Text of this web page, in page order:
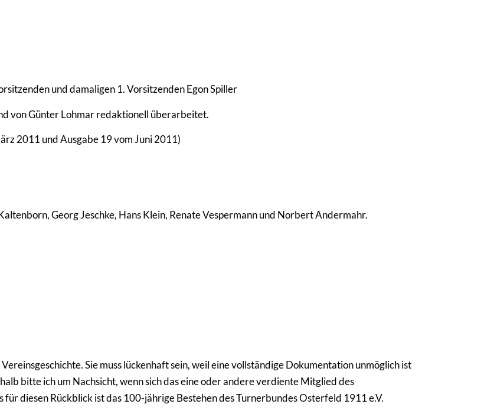
und damaligen 1. Vorsitzenden Egon Spiller
von Günter Lohmar redaktionell überarbeitet.
2011 und Ausgabe 19 vom Juni 2011)
Georg Jeschke, Hans Klein, Renate Vespermann und Norbert Andermahr.
Sie muss lückenhaft sein, weil eine vollständige Dokumentation unmöglich ist
bitte ich um Nachsicht, wenn sich das eine oder andere verdiente Mitglied des
diesen Rückblick ist das 100-jährige Bestehen des Turnerbundes Osterfeld 1911 e.V.